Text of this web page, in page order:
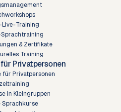
Live-Training
& Zertifikate
Training
Privatpersonen
für Privatpersonen
in Kleingruppen
Sprachkurse